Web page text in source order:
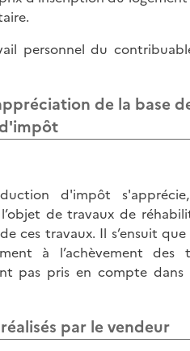
personnel du
de la base
d'impôt
de travaux de
ces travaux. Il s’ensuit
à l’achèvement des
pas pris en compte dans
par le vendeur